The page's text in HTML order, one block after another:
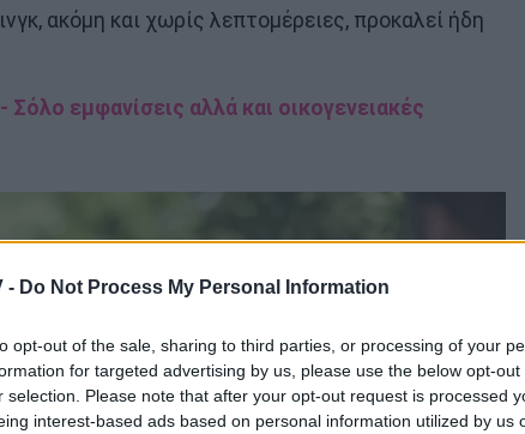
- Do Not Process My Personal Information
opt-out of the sale, sharing to third parties, or processing of your
for targeted advertising by us, please use the below opt-out
selection. Please note that after your opt-out request is processed
interest-based ads based on personal information utilized by us
ακόμη και χωρίς λεπτομέρειες, προκαλεί ήδη
εμφανίσεις αλλά και οικογενειακές